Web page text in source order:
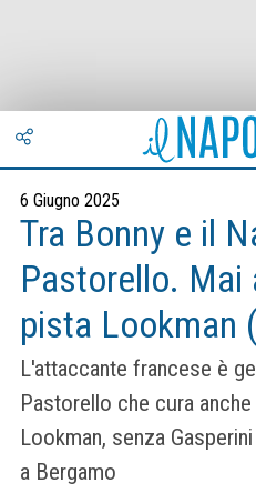
6 Giugno 2025
Tra Bonny e il
Pastorello. Mai
pista Lookman
L'attaccante francese è
Pastorello che cura
Lookman, senza
a Bergamo